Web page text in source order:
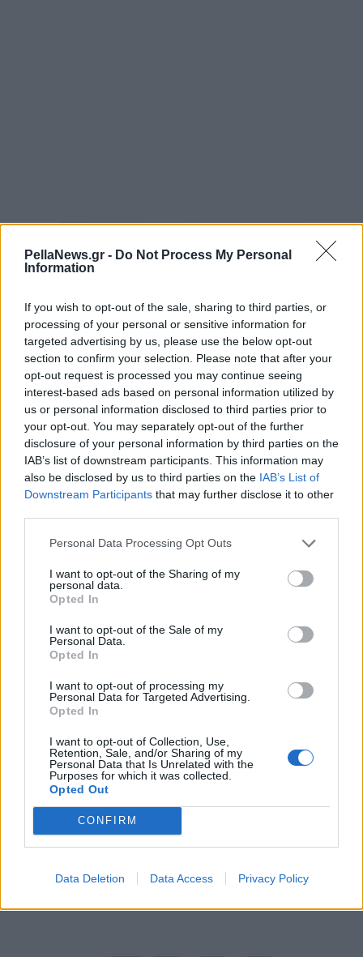
PellaNews.gr - Do Not Process My Personal
Information
If you wish to opt-out of the sale, sharing to third parties, or
processing of your personal or sensitive information for
targeted advertising by us, please use the below opt-out
section to confirm your selection. Please note that after your
opt-out request is processed you may continue seeing
interest-based ads based on personal information utilized by
us or personal information disclosed to third parties prior to
your opt-out. You may separately opt-out of the further
disclosure of your personal information by third parties on the
IAB’s list of downstream participants. This information may
also be disclosed by us to third parties on the IAB’s List of
Downstream Participants that may further disclose it to other
Personal Data Processing Opt Outs
I want to opt-out of the Sharing of my
personal data.
Opted In
I want to opt-out of the Sale of my
Personal Data.
Opted In
I want to opt-out of processing my
Personal Data for Targeted Advertising.
Opted In
I want to opt-out of Collection, Use,
Retention, Sale, and/or Sharing of my
Personal Data that Is Unrelated with the
Purposes for which it was collected.
Opted Out
CONFIRM
Data Deletion Data Access Privacy Policy